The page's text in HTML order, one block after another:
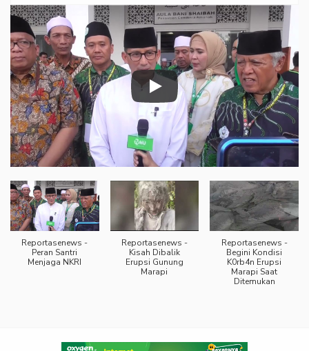
Reportasenews -
Peran Santri
Menjaga NKRI
Reportasenews -
Kisah Dibalik
Erupsi Gunung
Marapi
Reportasenews -
Begini Kondisi
K0rb4n Erupsi
Marapi Saat
Ditemukan